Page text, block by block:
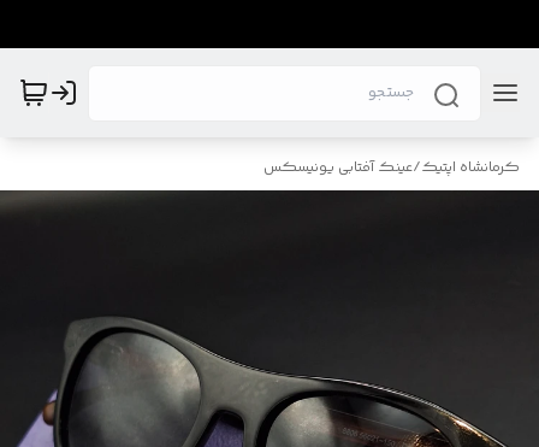
کرمانشاه اپتیک/عینک آفتابی یونیسکس